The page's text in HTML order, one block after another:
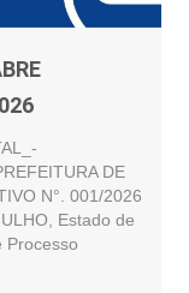
DE
N°. 001/2026
Estado de
Processo